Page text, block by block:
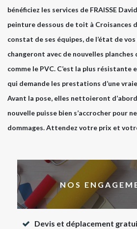
bénéficiez les services de FRAISSE
peinture dessous de toit à Croisances
constat de ses équipes, de l’état de
changeront avec de nouvelles planches
comme le PVC. C’est la plus résistante
qui demande les prestations d’une
Avant la pose, elles nettoieront
nouvelle puisse bien s’accrocher pour
dommages. Attendez votre prix et
NOS
Devis et déplacement